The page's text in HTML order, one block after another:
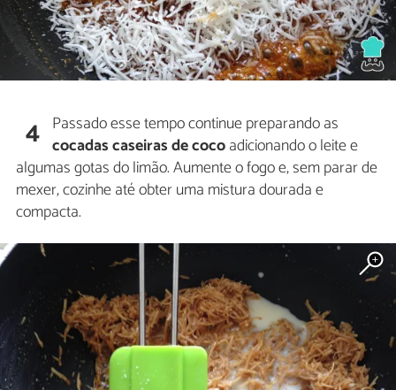
4 Passado esse tempo continue preparando as
cocadas caseiras de cocoadicionando o leite e
algumas gotas do limão. Aumente o fogo e, sem parar de
mexer, cozinhe até obter uma mistura dourada e
compacta.